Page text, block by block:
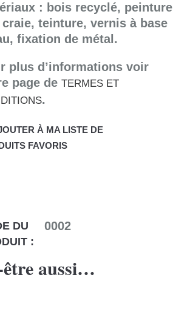
: bois recyclé, peinture
craie, teinture, vernis à base
fixation de métal.
plus d’informations voir
page deTERMES ET
.
À MA LISTE DE
FAVORIS
DU
:
0002
être aussi…